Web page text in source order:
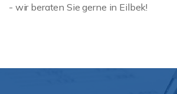
- wir beraten Sie gerne in Eilbek!